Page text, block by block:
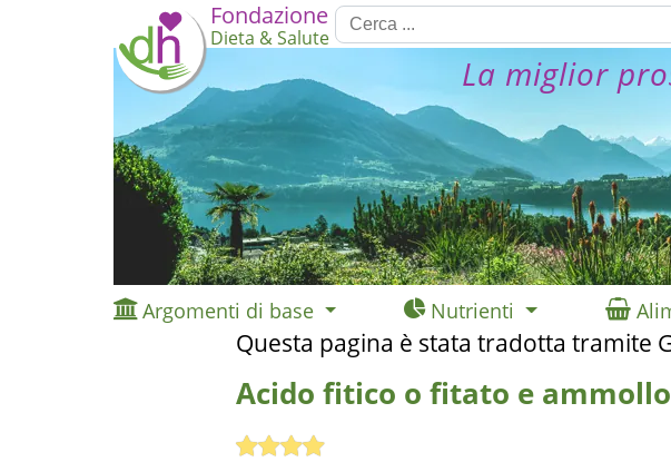
Fondazione
Dieta & Salute
La miglior
Argomenti di base Nutrienti
Questa pagina è stata tradotta tramite
Acido fitico o fitato e